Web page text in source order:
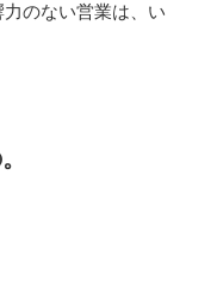
のない営業は、い